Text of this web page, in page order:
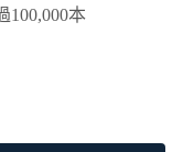
100,000本